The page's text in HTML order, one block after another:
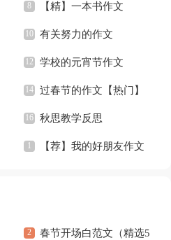
【精】一本书作文
有关努力的作文
学校的元宵节作文
过春节的作文【热门】
秋思教学反思
【荐】我的好朋友作文
春节开场白范文（精选5